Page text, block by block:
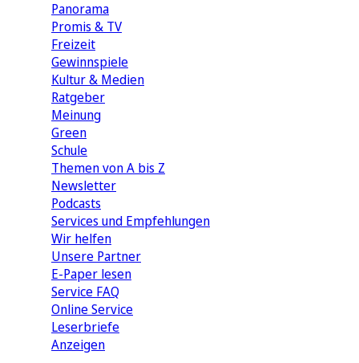
Panorama
Promis & TV
Freizeit
Gewinnspiele
Kultur & Medien
Ratgeber
Meinung
Green
Schule
Themen von A bis Z
Newsletter
Podcasts
Services und Empfehlungen
Wir helfen
Unsere Partner
E-Paper lesen
Service FAQ
Online Service
Leserbriefe
Anzeigen